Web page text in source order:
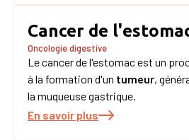
Cancer de
Oncologie digestive
Le cancer de l'estomac est un
à la formation d'un tumeur,
la muqueuse gastrique.
En savoir plus